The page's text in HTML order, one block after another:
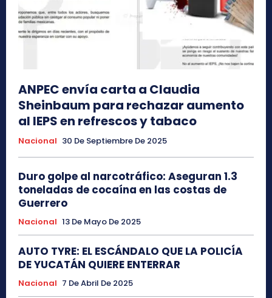
ANPEC envía carta a Claudia
Sheinbaum para rechazar aumento
al IEPS en refrescos y tabaco
Nacional 30 De Septiembre De 2025
Duro golpe al narcotráfico: Aseguran 1.3
toneladas de cocaína en las costas de
Guerrero
Nacional 13 De Mayo De 2025
AUTO TYRE: EL ESCÁNDALO QUE LA POLICÍA
DE YUCATÁN QUIERE ENTERRAR
Nacional 7 De Abril De 2025